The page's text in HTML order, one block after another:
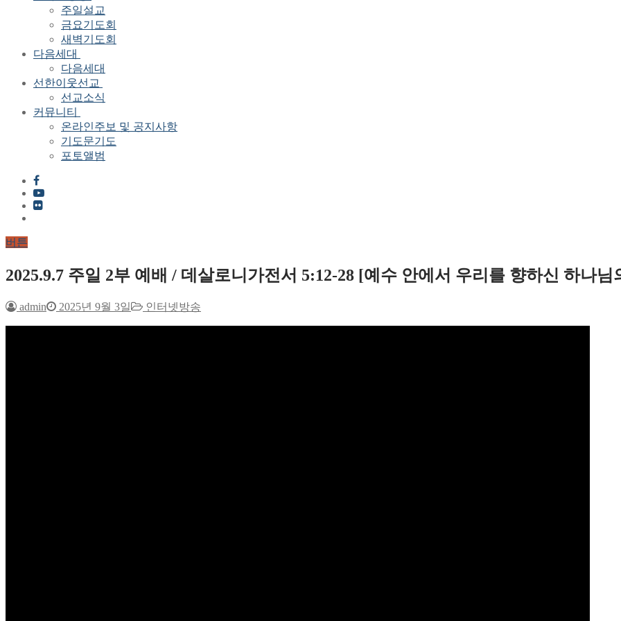
주일설교
금요기도회
새벽기도회
다음세대
다음세대
선한이웃선교
선교소식
커뮤니티
온라인주보 및 공지사항
기도문기도
포토앨범
버튼
2025.9.7 주일 2부 예배 / 데살로니가전서 5:12-28 [예수 안에서 우리를 향하신 하나님
admin 2025년 9월 3일 인터넷방송